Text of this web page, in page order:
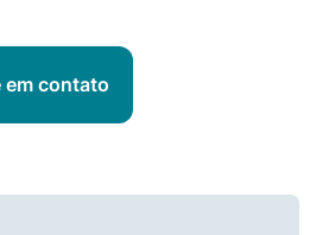
em contato